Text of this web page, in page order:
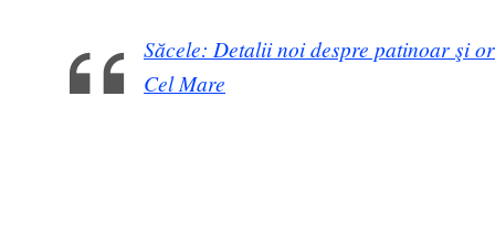
Săcele: Detalii noi despre patinoar şi
Cel Mare